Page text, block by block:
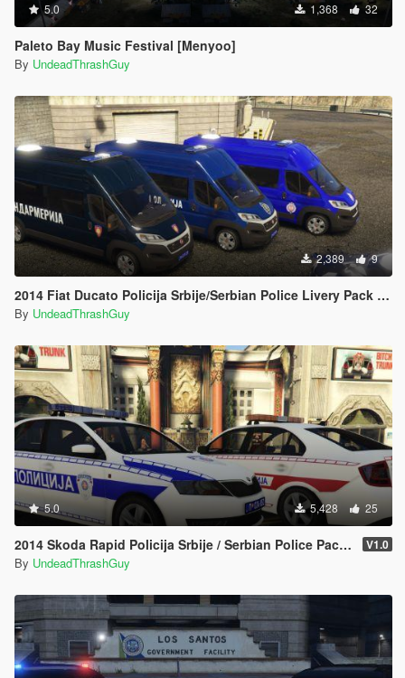
5.0 1,368 32
Paleto Bay Music Festival [Menyoo]
By UndeadThrashGuy
2,389 9
2014 Fiat Ducato Policija Srbije/Serbian Police Livery Pack [ELS]
By UndeadThrashGuy
5.0 5,428 25
2014 Skoda Rapid Policija Srbije / Serbian Police Pack Marked / Unmarked [ ELS | Non-ELS | Replace | Template | 4K ] V1.0
By UndeadThrashGuy